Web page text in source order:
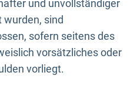
und unvollständiger
sind
sofern seitens des
vorsätzliches oder
vorliegt.